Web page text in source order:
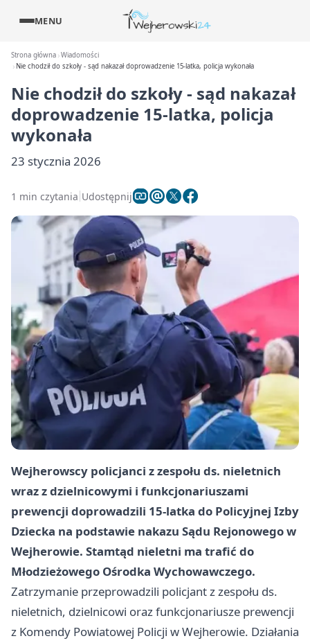
MENU
Strona główna Wiadomości
Nie chodził do szkoły - sąd nakazał doprowadzenie 15-latka, policja wykonała
Nie chodził do szkoły - sąd nakazał
doprowadzenie 15-latka, policja
wykonała
23 stycznia 2026
1 min czytania Udostępnij
Wejherowscy policjanci z zespołu ds. nieletnich
wraz z dzielnicowymi i funkcjonariuszami
prewencji doprowadzili 15-latka do Policyjnej Izby
Dziecka na podstawie nakazu Sądu Rejonowego w
Wejherowie. Stamtąd nieletni ma trafić do
Młodzieżowego Ośrodka Wychowawczego.
Zatrzymanie przeprowadzili policjant z zespołu ds.
nieletnich, dzielnicowi oraz funkcjonariusze prewencji
z Komendy Powiatowej Policji w Wejherowie. Działania